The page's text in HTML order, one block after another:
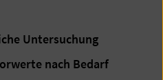
Untersuchung
nach Bedarf